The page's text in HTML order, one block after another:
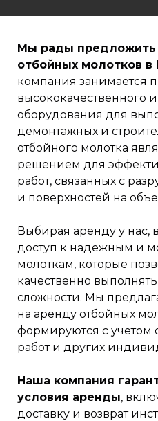
Мы рады предложить
отбойных молотков в
компания занимается
высококачественного
оборудования для
демонтажных и
отбойного молотка
решением для
работ, связанных с
и поверхностей на
Выбирая аренду у нас,
доступ к надежным и
молоткам, которые
качественно
сложности. Мы
на аренду отбойных
формируются с учетом
работ и других
Наша компания
условия аренды,
доставку и возврат